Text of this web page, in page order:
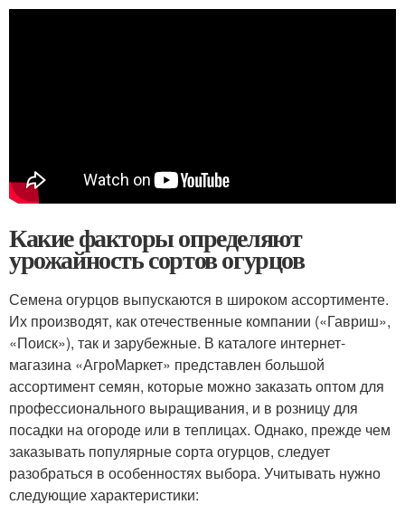
Какие факторы определяют
урожайность сортов огурцов
Семена огурцов выпускаются в широком ассортименте.
Их производят, как отечественные компании («Гавриш»,
«Поиск»), так и зарубежные. В каталоге интернет-
магазина «АгроМаркет» представлен большой
ассортимент семян, которые можно заказать оптом для
профессионального выращивания, и в розницу для
посадки на огороде или в теплицах. Однако, прежде чем
заказывать популярные сорта огурцов, следует
разобраться в особенностях выбора. Учитывать нужно
следующие характеристики: